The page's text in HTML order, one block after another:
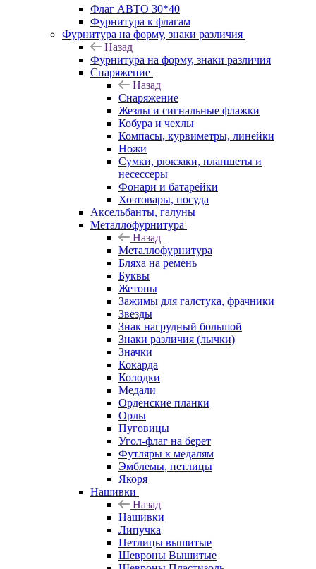
Флаг АВТО 30*40
Фурнитура к флагам
Фурнитура на форму, знаки различия
Назад
Фурнитура на форму, знаки различия
Снаряжение
Назад
Снаряжение
Жезлы и сигнальные флажки
Кобура и чехлы
Компасы, курвиметры, линейки
Ножи
Сумки, рюкзаки, планшеты и
несессеры
Фонари и батарейки
Хозтовары, посуда
Аксельбанты, галуны
Металлофурнитура
Назад
Металлофурнитура
Бляха на ремень
Буквы
Жетоны
Зажимы для галстука, фрачники
Звезды
Знак нагрудный большой
Знаки различия (лычки)
Значки
Кокарда
Колодки
Медали
Орденские планки
Орлы
Пуговицы
Угол-флаг на берет
Футляры к медалям
Эмблемы, петлицы
Якоря
Нашивки
Назад
Нашивки
Липучка
Петлицы вышитые
Шевроны Вышитые